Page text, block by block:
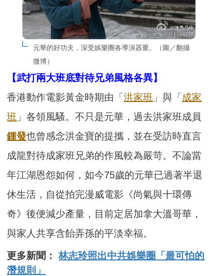
元華的好功夫，深受娛樂圈各導演器重。（圖／翻攝
微博）
【武打兩大班底對待兄弟風格各異】
香港動作電影黃金時期由「洪家班 」與「成家
班 」各領風騷。不只是元華，過去洪家班成員
鍾發也曾感念洪金寶的提攜，並在受訪時直言
成龍對待成家班兄弟的作風較為嚴苛。不論當
年江湖恩怨如何，如今75歲的元華已過著半退
休生活，自從拍完漫威電影《尚氣與十環傳
奇》後便減少產量，目前定居加拿大溫哥華，
與家人共享含飴弄孫的平淡幸福。
更多新聞：林志玲照出中共娛樂圈「最可怕的
潛規則」